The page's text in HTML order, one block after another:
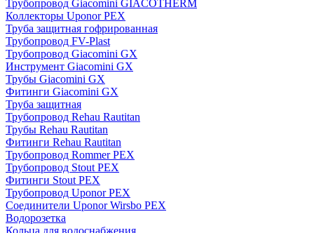
Трубопровод Giacomini GIACOTHERM
Коллекторы Uponor PEX
Труба защитная гофрированная
Трубопровод FV-Plast
Трубопровод Giacomini GX
Инструмент Giacomini GX
Трубы Giacomini GX
Фитинги Giacomini GX
Труба защитная
Трубопровод Rehau Rautitan
Трубы Rehau Rautitan
Фитинги Rehau Rautitan
Трубопровод Rommer PEX
Трубопровод Stout PEX
Фитинги Stout PEX
Трубопровод Uponor PEX
Соединители Uponor Wirsbo PEX
Водорозетка
Кольца для водоснабжения